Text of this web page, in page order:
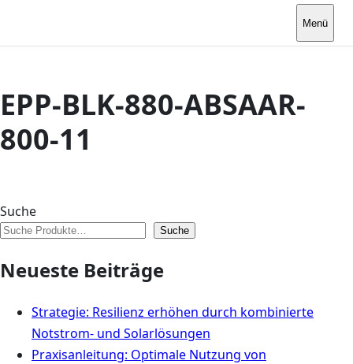
Menü
EPP-BLK-880-ABSAAR-
800-11
Suche
Suche
Neueste Beiträge
Strategie: Resilienz erhöhen durch kombinierte
Notstrom- und Solarlösungen
Praxisanleitung: Optimale Nutzung von